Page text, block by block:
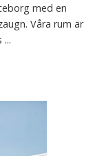
med en
Våra rum är